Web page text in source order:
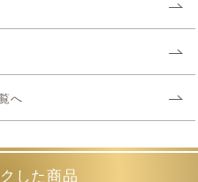
へ
した商品